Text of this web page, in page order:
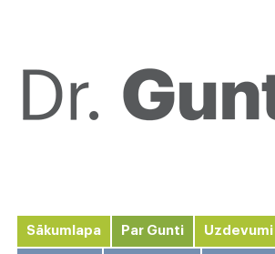
Sākumlapa Par Gunti Uzdevumi